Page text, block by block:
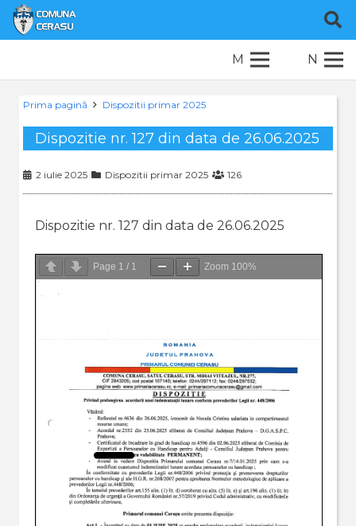
M N
Prima pagină Dispozitii primar 2025
Dispozitie nr. 127 din data de 26.06.2025
2 iulie 2025 Dispozitii primar 2025 126
Dispozitie nr. 127 din data de 26.06.2025
Page 1 / 1 Zoom 100%